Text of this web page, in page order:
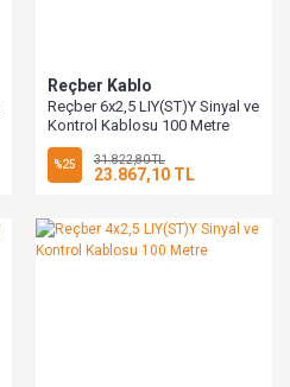
Reçber Kablo
Reçber 6x2,5 LIY(ST)Y Sinyal ve
Kontrol Kablosu 100 Metre
%25 31.822,80 TL
23.867,10 TL